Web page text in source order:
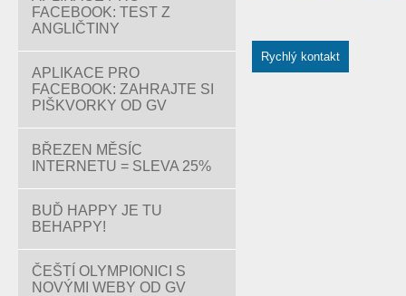
FACEBOOK: TEST Z
ANGLIČTINY
APLIKACE PRO
FACEBOOK: ZAHRAJTE SI
PIŠKVORKY OD GV
BŘEZEN MĚSÍC
INTERNETU = SLEVA 25%
BUĎ HAPPY JE TU
BEHAPPY!
ČEŠTÍ OLYMPIONICI S
NOVÝMI WEBY OD GV
Rychlý kontakt